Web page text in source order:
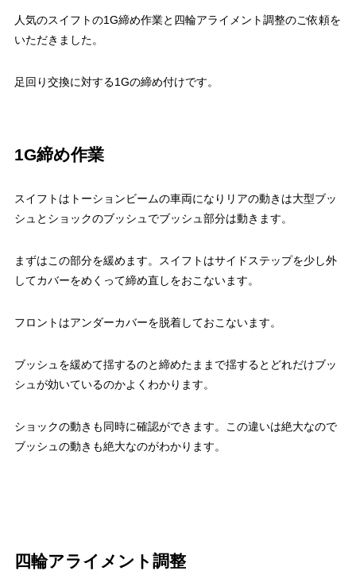
人気のスイフトの1G締め作業と四輪アライメント調整のご依頼を
いただきました。
足回り交換に対する1Gの締め付けです。
1G締め作業
スイフトはトーションビームの車両になりリアの動きは大型ブッ
シュとショックのブッシュでブッシュ部分は動きます。
まずはこの部分を緩めます。スイフトはサイドステップを少し外
してカバーをめくって締め直しをおこないます。
フロントはアンダーカバーを脱着しておこないます。
ブッシュを緩めて揺するのと締めたままで揺するとどれだけブッ
シュが効いているのかよくわかります。
ショックの動きも同時に確認ができます。この違いは絶大なので
ブッシュの動きも絶大なのがわかります。
四輪アライメント調整